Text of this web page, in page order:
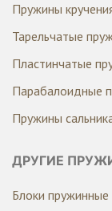
Пружины
Тарельчатые
Пластинчатые
Парабалоидные
Пружины
ДРУГИЕ
Блоки пружинные